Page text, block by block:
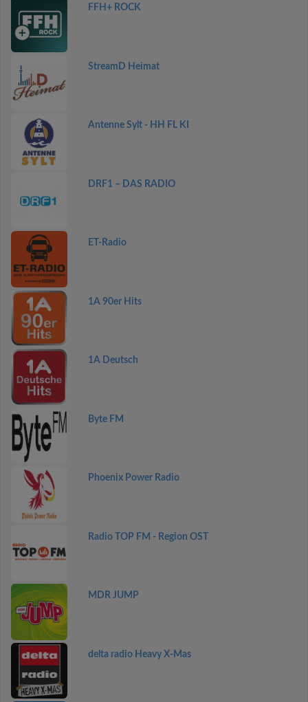
FFH+ ROCK
StreamD Heimat
Antenne Sylt - HH FL KI
DRF1 – DAS RADIO
ET-Radio
1A 90er Hits
1A Deutsch
Byte FM
Phoenix Power Radio
Radio TOP FM - Region OST
MDR JUMP
delta radio Heavy X-Mas